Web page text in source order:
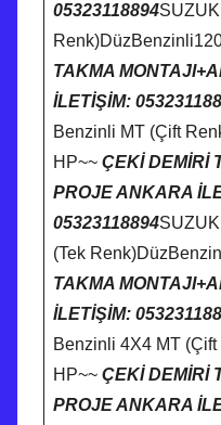
05323118894
TAKMA
İLETİŞİM:
Benzinli MT (Çift
HP~~ ÇEKİ DEMİRİ
PROJE ANKARA
05323118894
(Tek
TAKMA
İLETİŞİM:
Benzinli 4X4 MT
HP~~ ÇEKİ DEMİRİ
PROJE ANKARA